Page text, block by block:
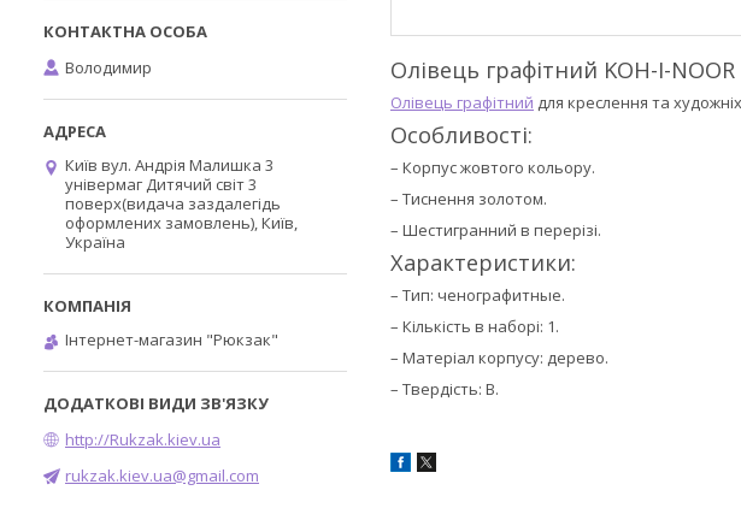
Олівець графітний KOH-I-
Олівець графітний для креслення та
Особливості:
– Корпус жовтого кольору.
– Тиснення золотом.
– Шестигранний в перерізі.
Характеристики:
– Тип: ченографитные.
– Кількість в наборі: 1.
– Матеріал корпусу: дерево.
– Твердість: B.
Володимир
Київ вул. Андрія Малишка 3
універмаг Дитячий світ 3
поверх(видача заздалегідь
оформлених замовлень), Київ,
Україна
Інтернет-магазин "Рюкзак"
http://Rukzak.kiev.ua
rukzak.kiev.ua@gmail.com